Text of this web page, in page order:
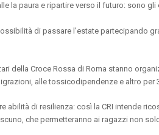
la paura e ripartire verso il futuro: sono gli
di passare l’estate partecipando
della Croce Rossa di Roma stanno
alle tossicodipendenze e altro per
di resilienza: così la CRI intende
che permetteranno ai ragazzi non